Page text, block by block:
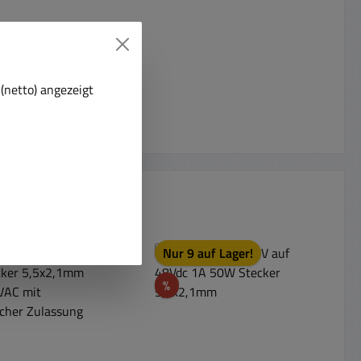
Nur 9 auf Lager!
%Rabatt
angezeigt